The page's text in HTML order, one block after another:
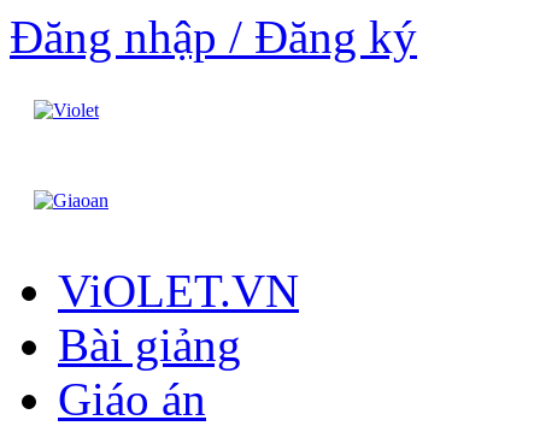
Đăng nhập / Đăng ký
ViOLET.VN
Bài giảng
Giáo án